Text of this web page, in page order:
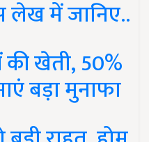
लेख में जानिए..
खेती, 50%
बड़ा मुनाफा